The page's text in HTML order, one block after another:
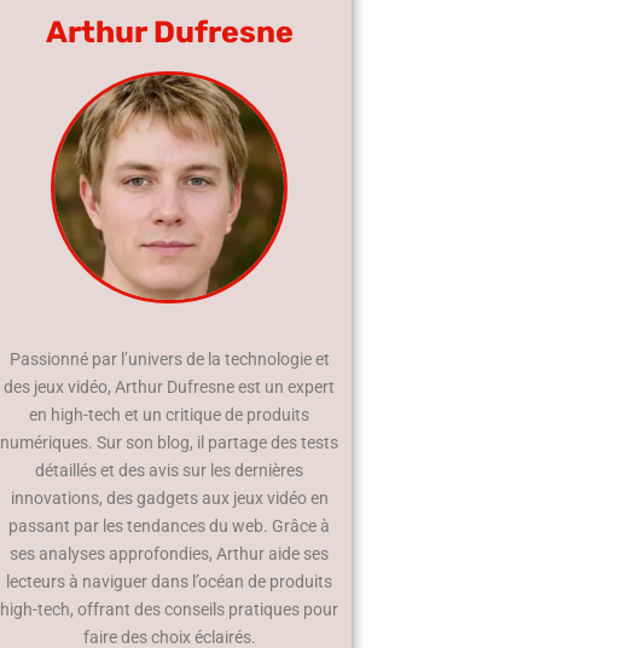
Arthur Dufresne
Passionné par l’univers de la technologie et
des jeux vidéo, Arthur Dufresne est un expert
en high-tech et un critique de produits
numériques. Sur son blog, il partage des tests
détaillés et des avis sur les dernières
innovations, des gadgets aux jeux vidéo en
passant par les tendances du web. Grâce à
ses analyses approfondies, Arthur aide ses
lecteurs à naviguer dans l’océan de produits
high-tech, offrant des conseils pratiques pour
faire des choix éclairés.